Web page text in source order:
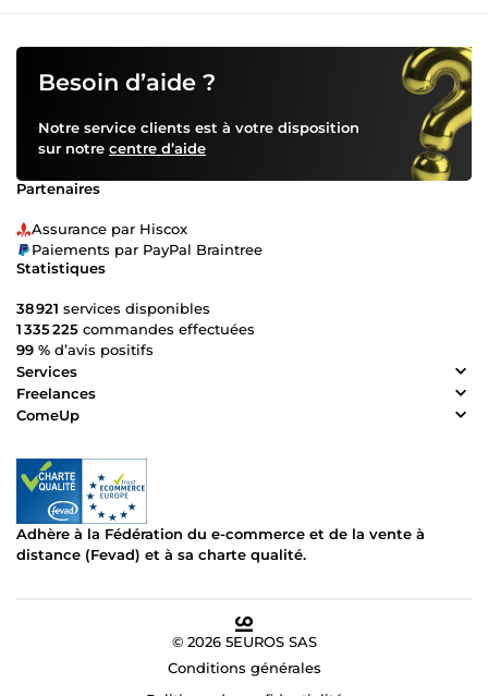
Besoin d’aide ?
Notre service clients est à votre disposition
sur notre centre d’aide
Partenaires
Assurance par Hiscox
Paiements par PayPal Braintree
Statistiques
38 921 services disponibles
1 335 225 commandes effectuées
99 % d’avis positifs
Services
Freelances
ComeUp
Adhère à la Fédération du e-commerce et de la vente à
distance (Fevad) et à sa charte qualité.
© 2026 5EUROS SAS
Conditions générales